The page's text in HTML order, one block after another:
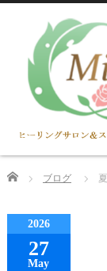
Home ブログ
2026
27
May